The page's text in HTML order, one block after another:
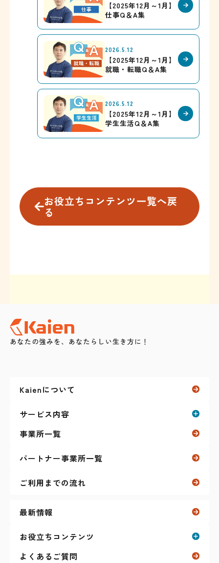
【2025年12月～1月】
仕事Q＆A集
2026.5.12
【2025年12月～1月】
就職・転職Q＆A集
2026.5.12
【2025年12月～1月】
学生生活Q＆A集
お役立ちコンテンツ一覧へ戻
る
あなたの強みを、あなたらしい生き方に！
Kaienについて
サービス内容
その他のサービス
事業所一覧
パートナー事業所一覧
ご利用までの流れ
最新情報
お役立ちコンテンツ
よくあるご質問